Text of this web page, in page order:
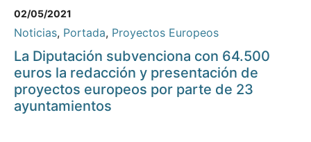
02/05/2021
Noticias, Portada, Proyectos Europeos
La Diputación subvenciona con 64.500
euros la redacción y presentación de
proyectos europeos por parte de 23
ayuntamientos